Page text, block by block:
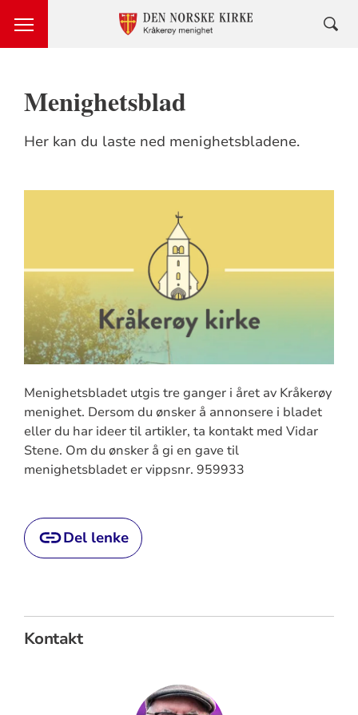
Menighetsblad
Her kan du laste ned menighetsbladene.
Menighetsbladet utgis tre ganger i året av Kråkerøy
menighet. Dersom du ønsker å annonsere i bladet
eller du har ideer til artikler, ta kontakt med Vidar
Stene. Om du ønsker å gi en gave til
menighetsbladet er vippsnr. 959933
Del lenke
Kontakt